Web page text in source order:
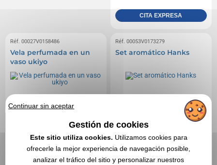
CITA EXPRESA
Réf. 00027V0158486
Vela perfumada en un
vaso ukiyo
Réf. 00053V0173279
Set aromático Hanks
Continuar sin aceptar
Gestión de cookies
Este sitio utiliza cookies. Utilizamos cookies para
ofrecerle la mejor experiencia de navegación posible,
analizar el tráfico del sitio y personalizar nuestros